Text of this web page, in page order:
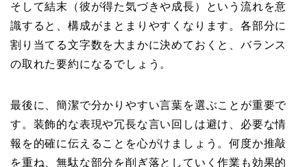
そして結末（彼が得た気づきや成長）という流れを意
識すると、構成がまとまりやすくなります。各部分に
割り当てる文字数を大まかに決めておくと、バランス
の取れた要約になるでしょう。
最後に、簡潔で分かりやすい言葉を選ぶことが重要で
す。装飾的な表現や冗長な言い回しは避け、必要な情
報を的確に伝えることを心がけましょう。何度か推敲
を重ね、無駄な部分を削ぎ落としていく作業も効果的